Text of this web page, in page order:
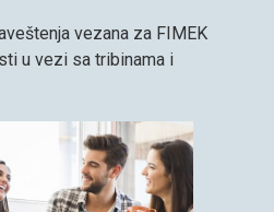
vezana za FIMEK
u vezi sa tribinama i